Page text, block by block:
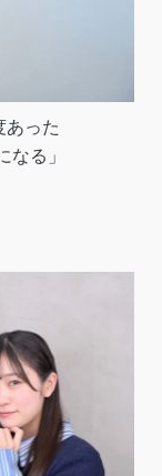
った
る」